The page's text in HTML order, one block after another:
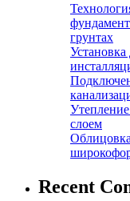
грунтах
слоем
Recent